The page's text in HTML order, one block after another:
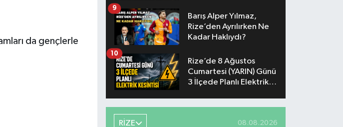
da gençlerle
Barış Alper Yılmaz,
Rize’den Ayrılırken Ne
Kadar Haklıydı?
9
Rize’de 8 Ağustos
Cumartesi (YARIN) Günü
3 İlçede Planlı Elektrik
10
RİZE 08.08.2026